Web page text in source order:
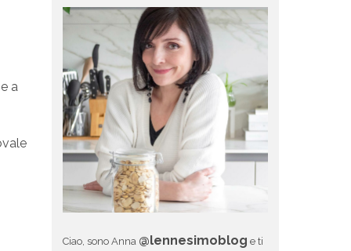
a
Ciao, sono Anna @lennesimoblog e ti